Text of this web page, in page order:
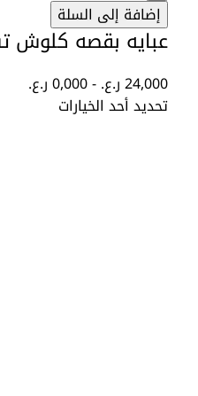
إضافة إلى السلة
عبايه بقصه كلوش
24,000ر.ع.-
0,000ر.ع.
تحديد أحد الخيارات